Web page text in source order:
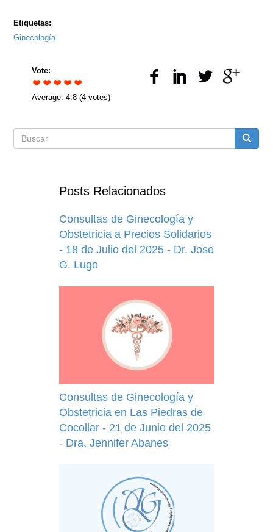
Etiquetas:
Ginecología
Vote:
Average:4.8 (4 votes)
Formulario
Posts Relacionados
Consultas de Ginecología y
Obstetricia a Precios Solidarios
- 18 de Julio del 2025 - Dr. José
G. Lugo
Consultas de Ginecología y
Obstetricia en Las Piedras de
Cocollar - 21 de Junio del 2025
- Dra. Jennifer Abanes